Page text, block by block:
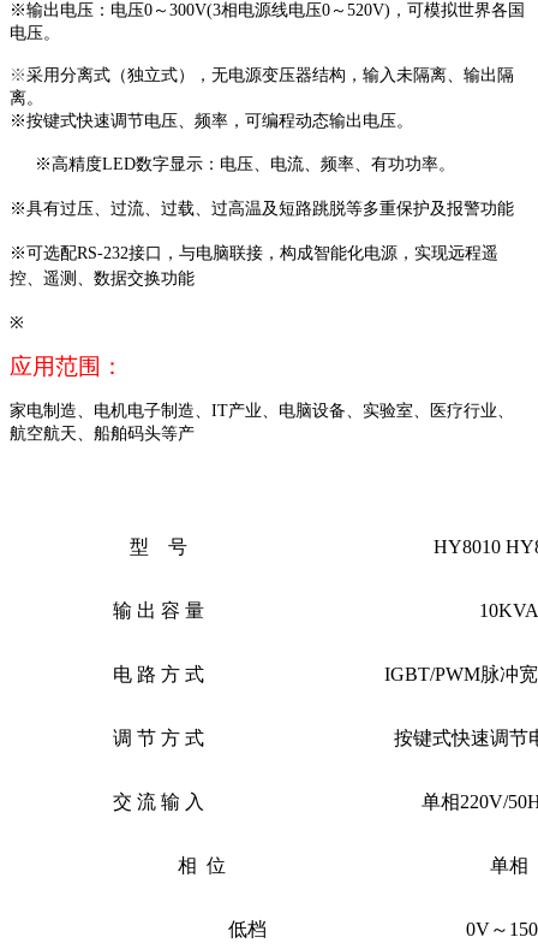
※输出电压：电压0～300V(3相电源线电压0～520V)，可模拟世界各国
电压。
※采用分离式（独立式），无电源变压器结构，输入未隔离、输出隔
离。
※按键式快速调节电压、频率，可编程动态输出电压。
※高精度LED数字显示：电压、电流、频率、有功功率。
※具有过压、过流、过载、过高温及短路跳脱等多重保护及报警功能
※可选配RS-232接口，与电脑联接，构成智能化电源，实现远程遥
控、遥测、数据交换功能
※
应用范围：
家电制造、电机电子制造、 IT产业、电脑设备、实验室、医疗行业、
航空航天、船舶码头等产
型 号 HY8010
输 出 容 量 10KVA
电 路 方 式 IGBT/PWM脉冲
调 节 方 式 按键式快速调节
交 流 输 入 单相220V/
相 位 单相
低档 0V～